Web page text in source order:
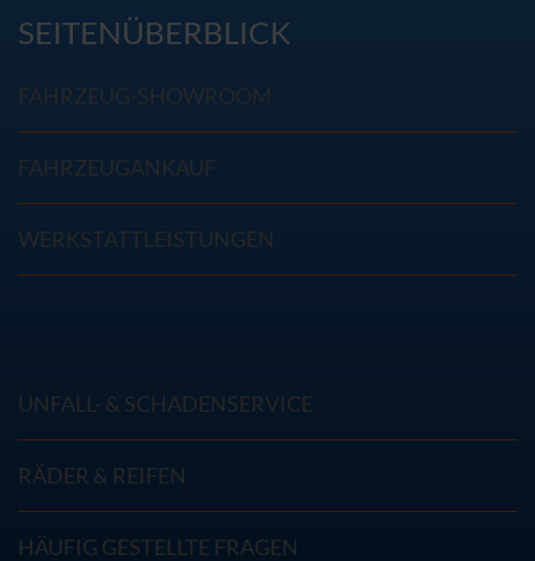
SEITENÜBERBLICK
FAHRZEUG-SHOWROOM
FAHRZEUGANKAUF
WERKSTATTLEISTUNGEN
UNFALL- & SCHADENSERVICE
RÄDER & REIFEN
HÄUFIG GESTELLTE FRAGEN